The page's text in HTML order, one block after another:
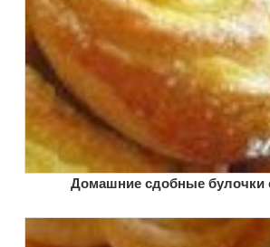
Домашние сдобные булочки